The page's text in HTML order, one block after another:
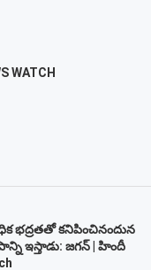
WATCH
భద్రతతో కనిపించినందున
ఇస్తాడు: జగన్ | హిందీ